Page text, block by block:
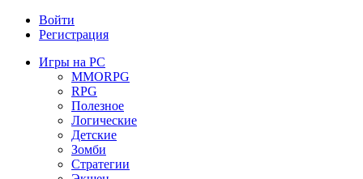
Войти
Регистрация
Игры на PC
MMORPG
RPG
Полезное
Логические
Детские
Зомби
Стратегии